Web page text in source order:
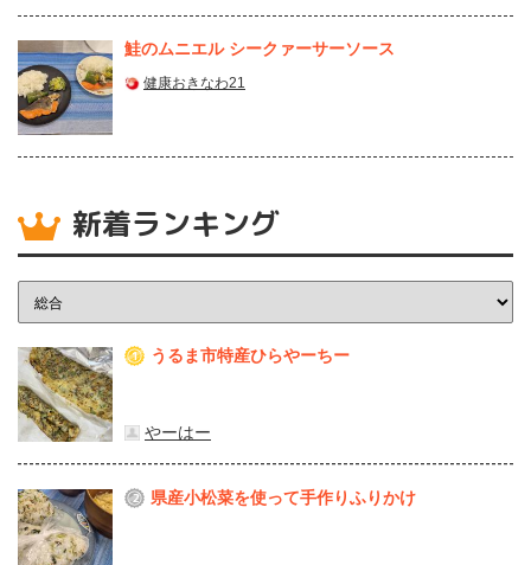
鮭のムニエル シークァーサーソース
健康おきなわ21
新着ランキング
1 うるま市特産ひらやーちー
やーはー
2 県産⼩松菜を使って⼿作りふりかけ